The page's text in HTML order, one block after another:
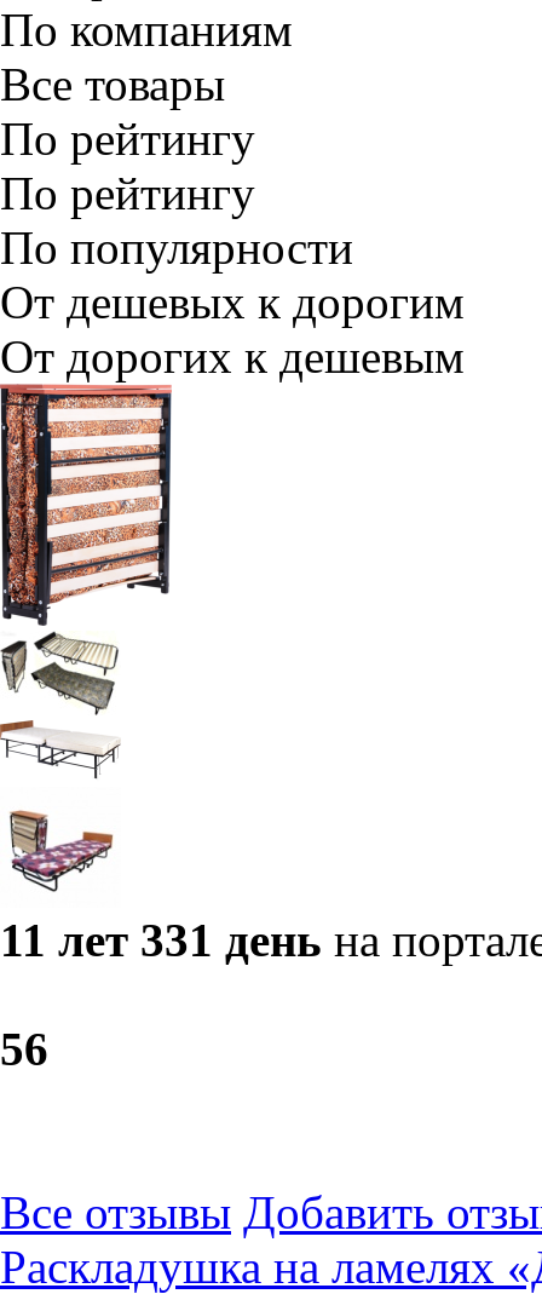
По компаниям
Все товары
По рейтингу
По рейтингу
По популярности
От дешевых к дорогим
От дорогих к дешевым
11 лет 331 день на
56
Все отзывы Добавить
Раскладушка на ламелях